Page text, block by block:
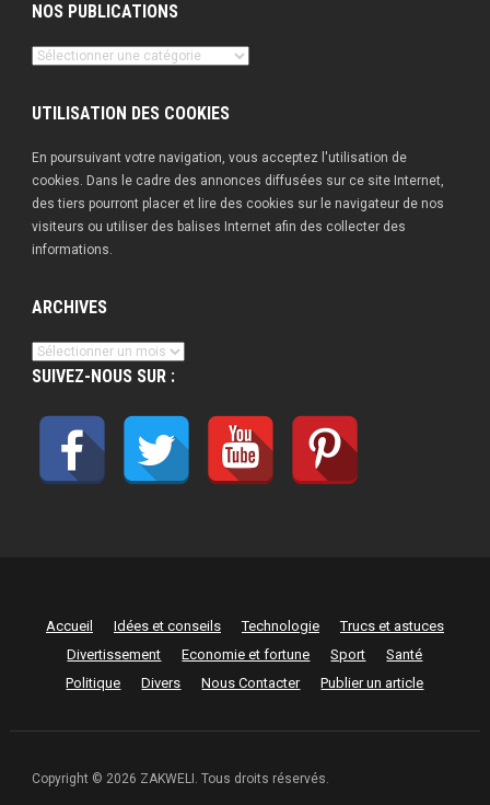
NOS PUBLICATIONS
Nos
UTILISATION DES COOKIES
En poursuivant votre navigation, vous acceptez l'utilisation de
cookies. Dans le cadre des annonces diffusées sur ce site Internet,
des tiers pourront placer et lire des cookies sur le navigateur de nos
visiteurs ou utiliser des balises Internet afin des collecter des
informations.
ARCHIVES
Archives
SUIVEZ-NOUS SUR :
Accueil Idées et conseils Technologie
Trucs et astuces
Divertissement
Economie et fortune Sport
Santé
Politique
Divers Nous Contacter Publier un article
Copyright © 2026 ZAKWELI. Tous droits réservés.